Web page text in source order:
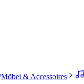
Möbel & Accessoires